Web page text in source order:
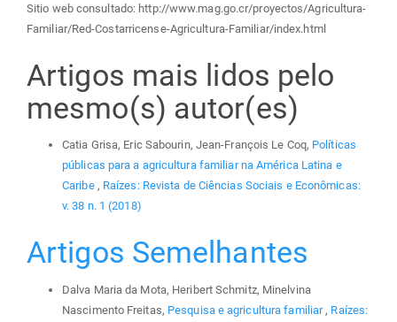
Sitio web consultado: http://www.mag.go.cr/proyectos/Agricultura-
Familiar/Red-Costarricense-Agricultura-Familiar/index.html
Artigos mais lidos pelo
mesmo(s) autor(es)
Catia Grisa, Eric Sabourin, Jean-François Le Coq, Políticas
públicas para a agricultura familiar na América Latina e
Caribe , Raízes: Revista de Ciências Sociais e Econômicas:
v. 38 n. 1 (2018)
Artigos Semelhantes
Dalva Maria da Mota, Heribert Schmitz, Minelvina
Nascimento Freitas, Pesquisa e agricultura familiar , Raízes: